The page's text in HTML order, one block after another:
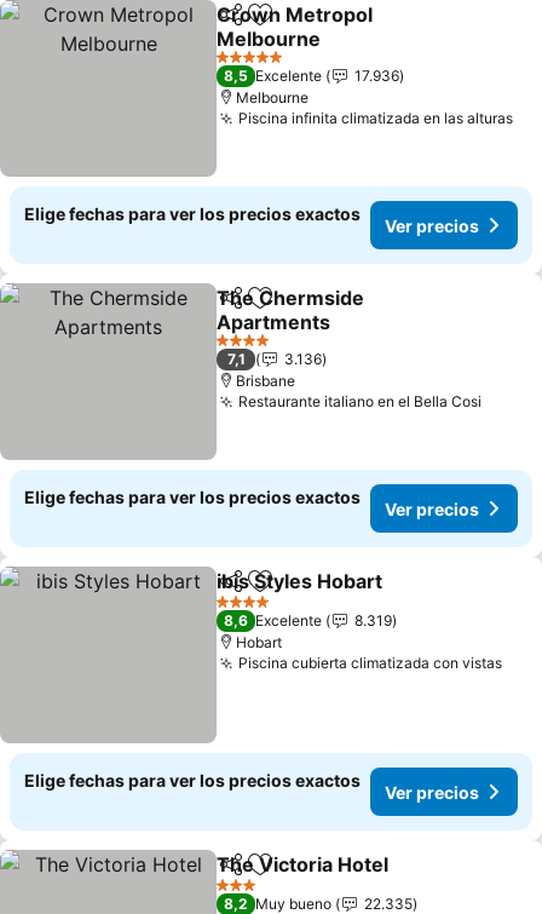
CompartirAgregar a favoritos
Crown Metropol
Melbourne
Ver precios
5 Estrellas
8,5 Excelente
17.936
Melbourne
Piscina infinita climatizada en las alturas
Elige fechas para ver los precios exactos
Ver precios
Compartir
Agregar a favoritos
The Chermside
Apartments
Ver precios
4 Estrellas
7,1
3.136
Brisbane
Restaurante italiano en el Bella Cosi
Elige fechas para ver los precios exactos
Ver precios
CompartirAgregar a favoritos
ibis Styles Hobart
4 Estrellas
8,6 Excelente
8.319
Hobart
Piscina cubierta climatizada con vistasVer
Elige fechas para ver los precios exactos
Ver precios
Compartir
Agregar a favoritos
The Victoria Hotel
3 Estrellas
8,2 Muy bueno
22.335